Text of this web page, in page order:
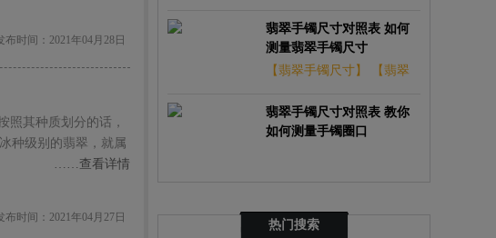
布时间：2021年04月28日
照其种质划分的话，
种级别的翡翠，就属
……查看详情
布时间：2021年04月27日
思】
翡翠手镯尺寸对照表 如何
测量翡翠手镯尺寸
【翡翠手镯尺寸】
【翡翠
翡翠手镯尺寸对照表 教你
如何测量手镯圈口
热门搜索